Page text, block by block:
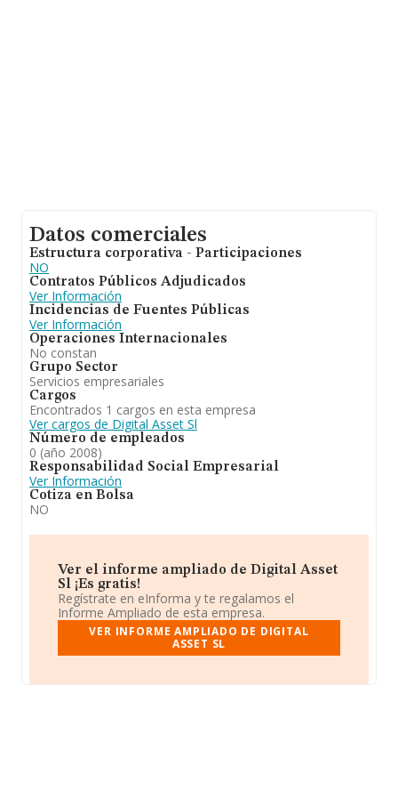
Datos comerciales
Estructura corporativa - Participaciones
NO
Contratos Públicos Adjudicados
Ver Información
Incidencias de Fuentes Públicas
Ver Información
Operaciones Internacionales
No constan
Grupo Sector
Servicios empresariales
Cargos
Encontrados 1 cargos en esta empresa
Ver cargos de Digital Asset Sl
Número de empleados
0 (año 2008)
Responsabilidad Social Empresarial
Ver Información
Cotiza en Bolsa
NO
Ver el informe ampliado de Digital Asset
Sl ¡Es gratis!
Regístrate en eInforma y te regalamos el
Informe Ampliado de esta empresa.
VER INFORME AMPLIADO DE DIGITAL
ASSET SL